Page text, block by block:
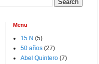
Menu
15 N (5)
50 años (27)
Abel Quintero (7)